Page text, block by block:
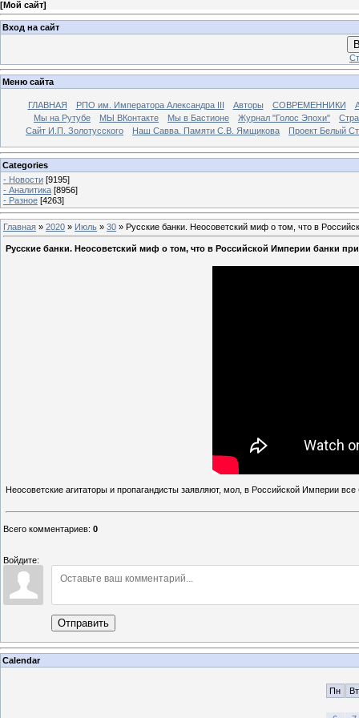
[Мой сайт]
Вход на сайт
Меню сайта
ГЛАВНАЯ РПО им. Императора Александра III Авторы СОВРЕМЕННИКИ
Мы на Рутубе
МЫ ВКонтакте Мы в Бастионе Журнал "Голос Эпохи"
Сайт И.П. Золотусского
Наш Савва. Памяти С.В. Ямщикова Проект Белый
Categories
- Новости [9195]
- Аналитика [8956]
- Разное [4263]
Главная » 2020 » Июль » 30 » Русские банки. Неосоветский миф о том, что в
Русские банки. Неосоветский миф о том, что в Российской Империи банки
Неосоветские агитаторы и пропагандисты заявляют, мол, в Российской Империи
Всего комментариев: 0
Войдите:
Отправить
Calendar
Пн Вт